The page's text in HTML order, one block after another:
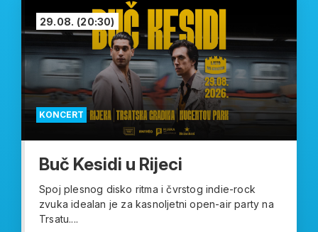
KONCERT
29.08. (20:30)
Buč Kesidi u Rijeci
Spoj plesnog disko ritma i čvrstog indie-rock
zvuka idealan je za kasnoljetni open-air party na
Trsatu....